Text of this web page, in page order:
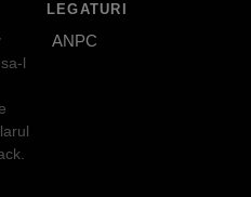
l
LEGATURI
ANPC